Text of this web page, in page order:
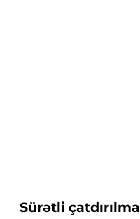
Sürətli çatdırılma